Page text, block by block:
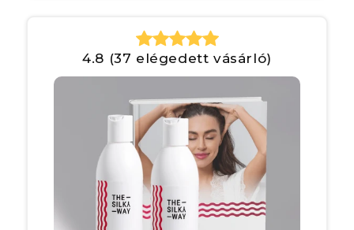
4.8 (37 elégedett vásárló)